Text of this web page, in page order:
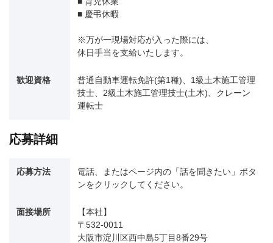
■ 慶弔休暇
※万が一現場対応が入った際には、
休日手当を支給いたします。
歓迎資格
普通自動車運転免許(第1種)、1級土木施工管理
技士、2級土木施工管理技士(土木)、クレーン
運転士
応募詳細
応募方法
電話、またはページ内の「話を聞きたい」ボタ
ンをクリックしてください。
面接場所
【本社】
〒532-0011
大阪市淀川区西中島5丁目8番29号